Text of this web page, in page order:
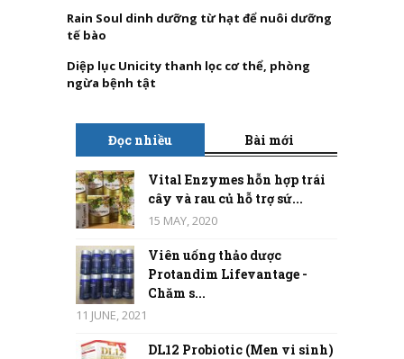
Rain Soul dinh dưỡng từ hạt để nuôi dưỡng
tế bào
Diệp lục Unicity thanh lọc cơ thể, phòng
ngừa bệnh tật
Đọc nhiều Bài mới
Vital Enzymes hỗn hợp trái
cây và rau củ hỗ trợ sứ...
15 MAY, 2020
Viên uống thảo dược
Protandim Lifevantage -
Chăm s...
11 JUNE, 2021
DL12 Probiotic (Men vi sinh)